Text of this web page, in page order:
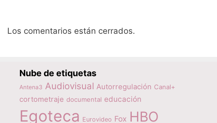
Los comentarios están cerrados.
Nube de etiquetas
Antena3 Audiovisual Autorregulación Canal+
cortometraje documental educación
Egoteca Eurovideo Fox HBO